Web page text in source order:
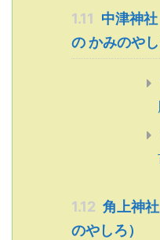
1.11
中津神
の かみのやし
1.12 角上神
のやしろ）